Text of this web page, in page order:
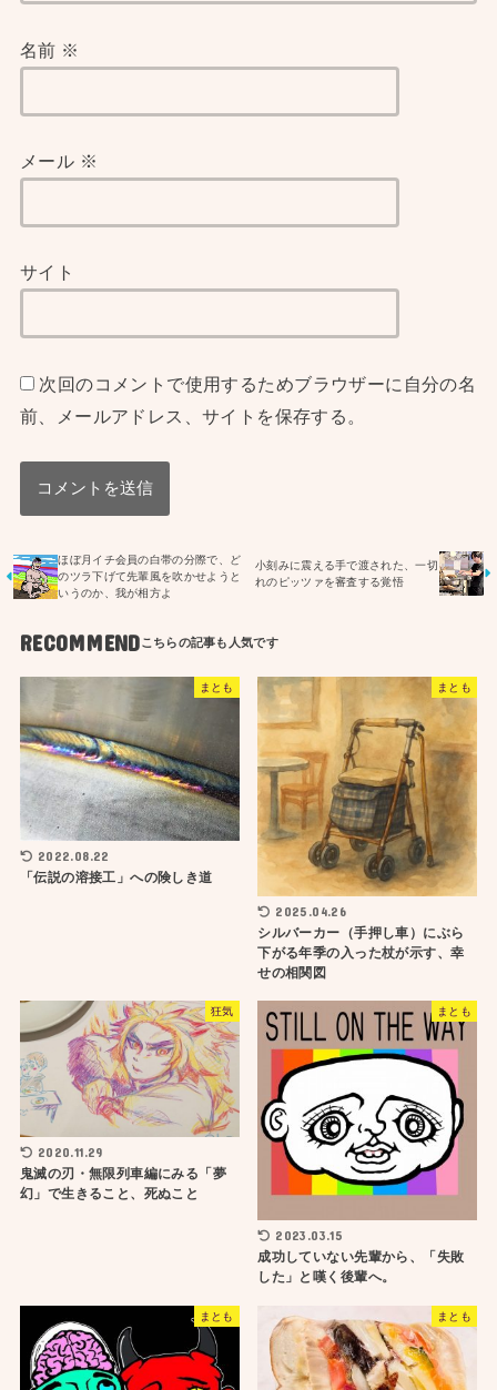
名前 ※
メール ※
サイト
次回のコメントで使用するためブラウザーに自分の名
前、メールアドレス、サイトを保存する。
ほぼ月イチ会員の白帯の分際で、ど
のツラ下げて先輩風を吹かせようと
いうのか、我が相方よ
小刻みに震える手で渡された、一切
れのピッツァを審査する覚悟
RECOMMEND
まとも
2022.08.22
「伝説の溶接工」への険しき道
まとも
2025.04.26
シルバーカー（手押し車）にぶら
下がる年季の入った杖が示す、幸
せの相関図
狂気
2020.11.29
鬼滅の刃・無限列車編にみる「夢
幻」で生きること、死ぬこと
まとも
2023.03.15
成功していない先輩から、「失敗
した」と嘆く後輩へ。
まとも まとも